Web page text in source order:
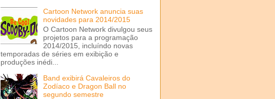
Cartoon Network anuncia suas
novidades para 2014/2015
O Cartoon Network divulgou seus
projetos para a programação
2014/2015, incluíndo novas
temporadas de séries em exibição e
produções inédi...
Band exibirá Cavaleiros do
Zodíaco e Dragon Ball no
segundo semestre